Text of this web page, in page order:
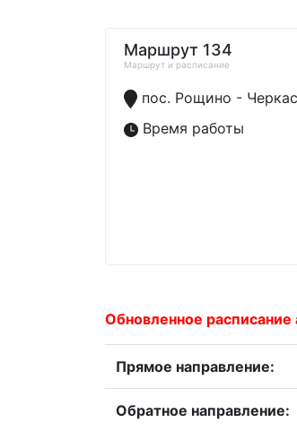
Маршрут 134
Маршрут и расписание
пос. Рощино -
Время работы
Обновленное
Прямое направление:
Обратное направление: